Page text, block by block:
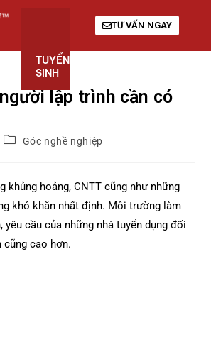
TUYỂN
SINH
TƯ VẤN NGAY
lập trình cần có
Góc nghề nghiệp
khủng hoảng, CNTT cũng như những
khó khăn nhất định. Môi trường làm
yêu cầu của những nhà tuyển dụng đối
cũng cao hơn.